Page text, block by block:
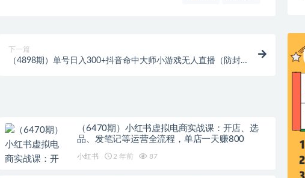
下一篇
（4898期）单号日入300+抖音命中大师小游戏无人直播（防封
（6470期）小红书虚拟电商实战课：开店、选
品、发笔记等运营全流程，单店一天赚800
小红书 2 年前 87